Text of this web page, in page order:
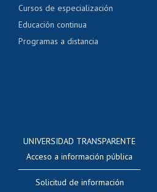
Cursos de especialización
Educación continua
Programas a distancia
UNIVERSIDAD TRANSPARENTE
Acceso a información pública
Solicitud de información